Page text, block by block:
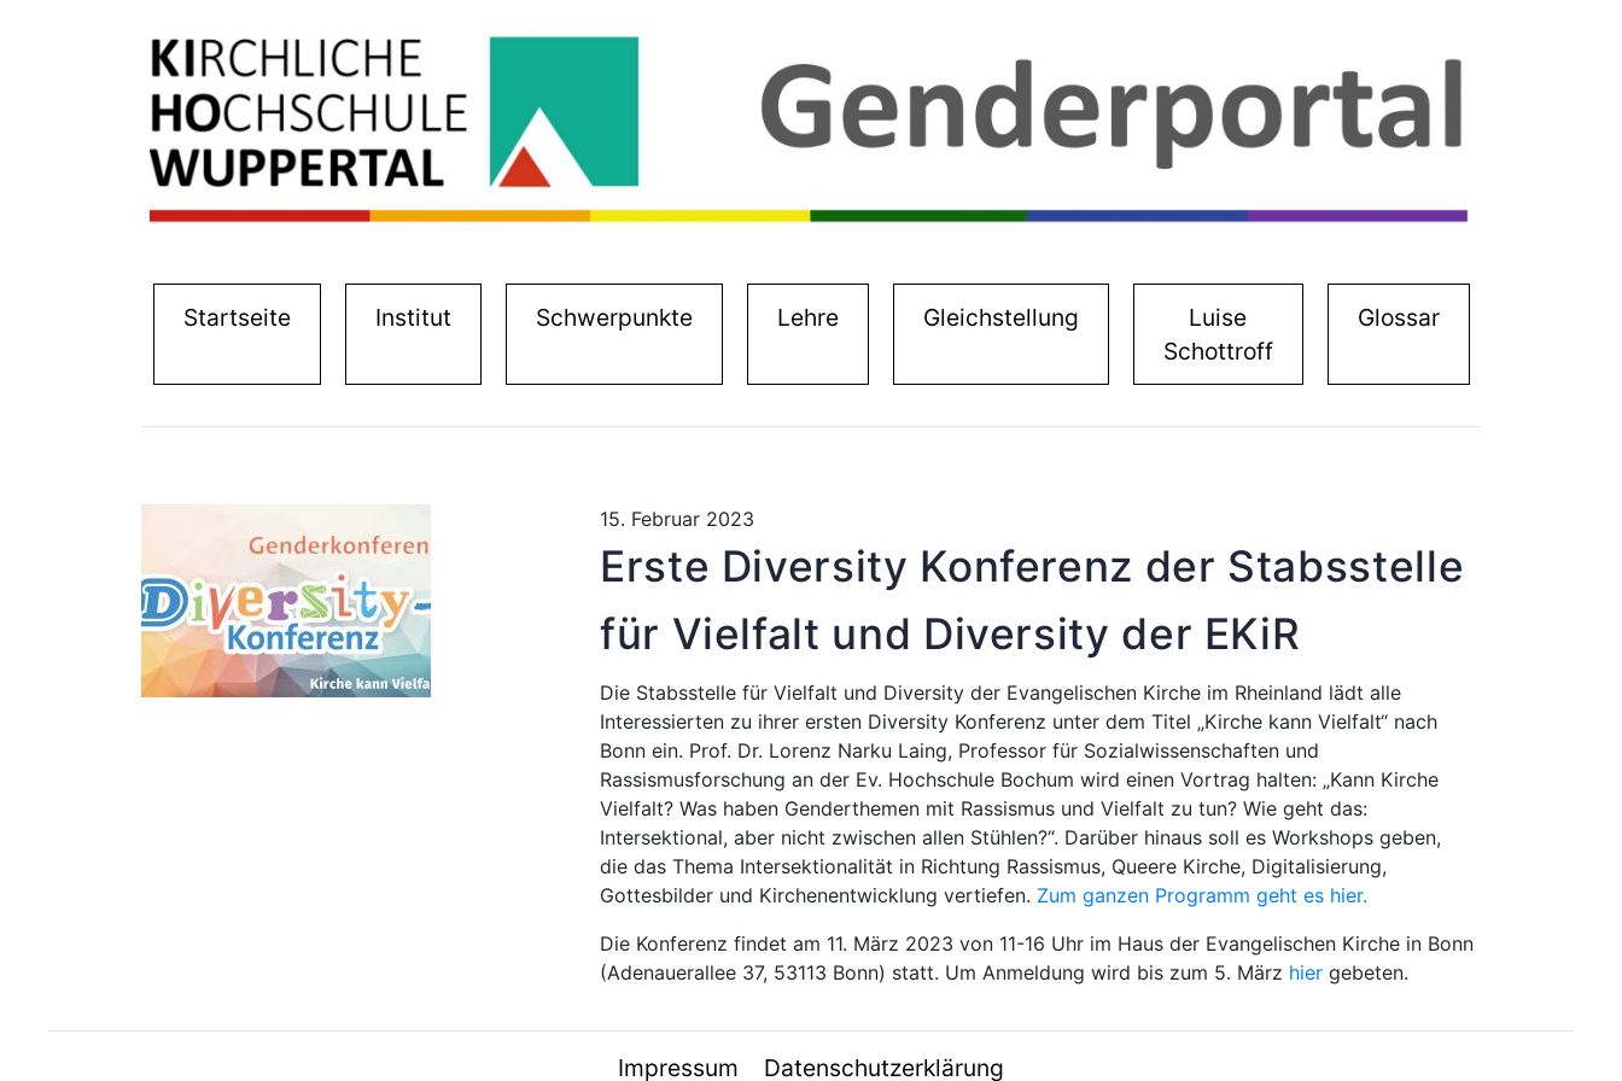
Startseite(current)Institut(current)Schwerpunkte Lehre Gleichstellung
Luise
Schottroff
Glossar
15. Februar 2023
Erste Diversity Konferenz der Stabsstelle
für Vielfalt und Diversity der EKiR
Die Stabsstelle für Vielfalt und Diversity der Evangelischen Kirche im Rheinland lädt alle
Interessierten zu ihrer ersten Diversity Konferenz unter dem Titel „Kirche kann Vielfalt“ nach
Bonn ein. Prof. Dr. Lorenz Narku Laing, Professor für Sozialwissenschaften und
Rassismusforschung an der Ev. Hochschule Bochum wird einen Vortrag halten: „Kann Kirche
Vielfalt? Was haben Genderthemen mit Rassismus und Vielfalt zu tun? Wie geht das:
Intersektional, aber nicht zwischen allen Stühlen?“. Darüber hinaus soll es Workshops geben,
die das Thema Intersektionalität in Richtung Rassismus, Queere Kirche, Digitalisierung,
Gottesbilder und Kirchenentwicklung vertiefen. Zum ganzen Programm geht es hier.
Die Konferenz findet am 11. März 2023 von 11-16 Uhr im Haus der Evangelischen Kirche in Bonn
(Adenauerallee 37, 53113 Bonn) statt. Um Anmeldung wird bis zum 5. März hier gebeten.
Impressum Datenschutzerklärung